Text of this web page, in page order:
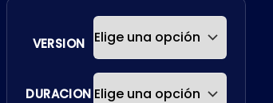
VERSION
DURACION